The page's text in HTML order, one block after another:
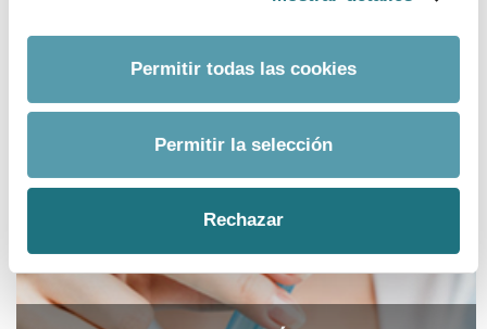
Permitir todas las cookies
Permitir la selección
Rechazar